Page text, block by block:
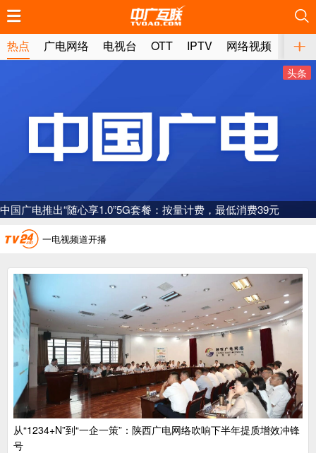
热点 广电网络 电视台 OTT IPTV 网络视频 媒体
头条
中国广电推出“随心享1.0”5G套餐：按量计费，最低消费39元
广电总局对互联网电视自动续费专项治理
AI赋能微短剧产业“沪8条”发布
一电视频道开播
“纵深推进”系统性变革，广电媒体如何发力？
“一省一网”，中国广电为何走了二十年？
广电总局对互联网电视自动续费专项治理
中国广电：编制一体化电视技术标准白皮书
推荐
从“1234+N”到“一企一策”：陕西广电网络吹响下半年提质增效冲锋
号
推荐
推荐
推荐
推荐
推荐
推荐
推荐
推荐
推荐
推荐
推荐
推荐
推荐
推荐
推荐
推荐
推荐
推荐
推荐